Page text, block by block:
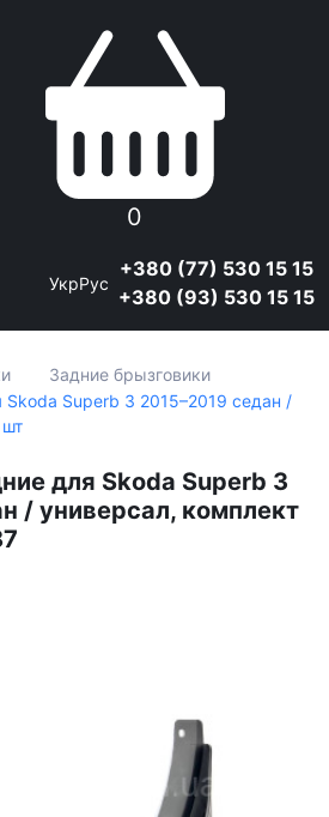
0
УкрРус
+380 (77) 530 15 15
+380 (93) 530 15 15
Задние брызговики
Skoda Superb 3 2015–2019 седан /
для Skoda Superb 3
/ универсал, комплект